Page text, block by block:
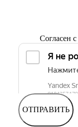
Согласен с
ОТПРАВИТЬ